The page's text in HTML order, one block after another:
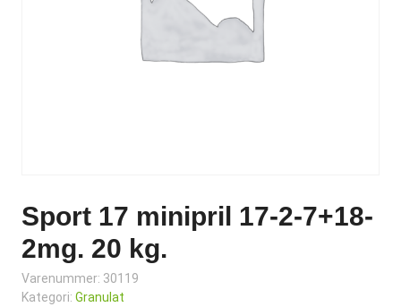
Sport 17 minipril 17-2-7+18-
2mg. 20 kg.
Varenummer: 30119
Kategori: Granulat